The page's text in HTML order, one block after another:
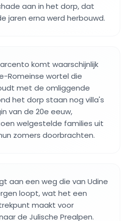
aan in het dorp, dat
jaren erna werd herbouwd.
komt waarschijnlijk
Romeinse wortel die
met de omliggende
het dorp staan nog villa's
van de 20e eeuw,
welgestelde families uit
zomers doorbrachten.
aan een weg die van Udine
loopt, wat het een
maakt voor
de Julische Prealpen.